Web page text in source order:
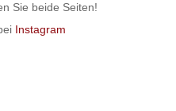
Sie beide Seiten!
Instagram